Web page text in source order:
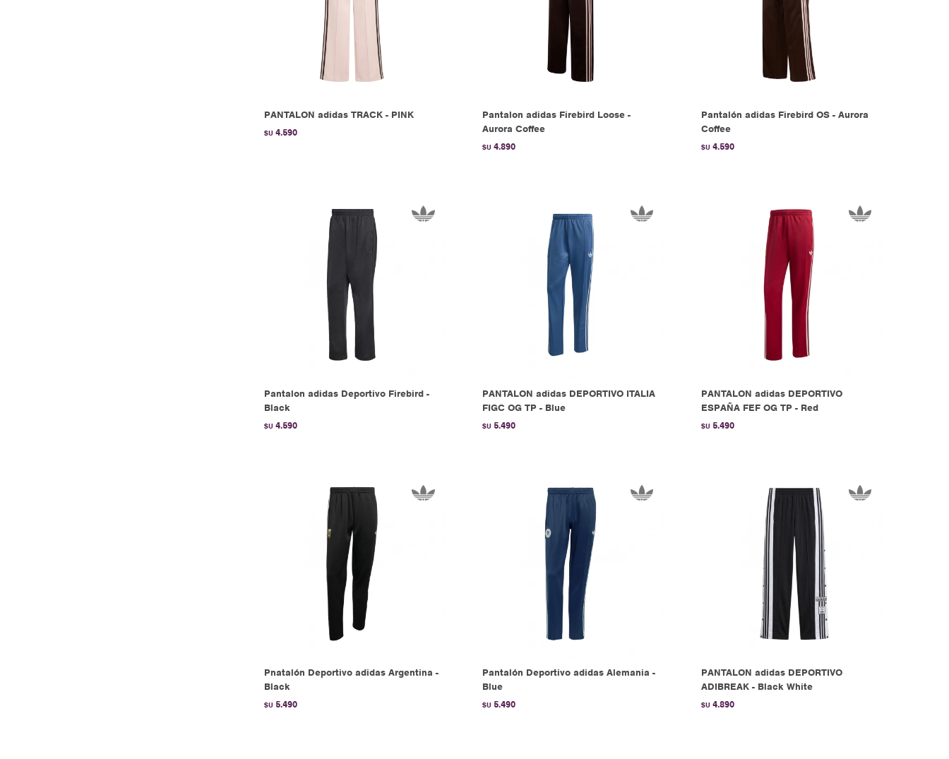
PANTALON adidas TRACK - PINK
$U 4.590
Pantalon adidas Firebird Loose -
Aurora Coffee
$U 4.890
Pantalón adidas Firebird OS - Aurora
Coffee
$U 4.590
Pantalon adidas Deportivo Firebird -
Black
$U 4.590
PANTALON adidas DEPORTIVO ITALIA
FIGC OG TP - Blue
$U 5.490
PANTALON adidas DEPORTIVO
ESPAÑA FEF OG TP - Red
$U 5.490
Pnatalón Deportivo adidas Argentina -
Black
$U 5.490
Pantalón Deportivo adidas Alemania -
Blue
$U 5.490
PANTALON adidas DEPORTIVO
ADIBREAK - Black White
$U 4.890